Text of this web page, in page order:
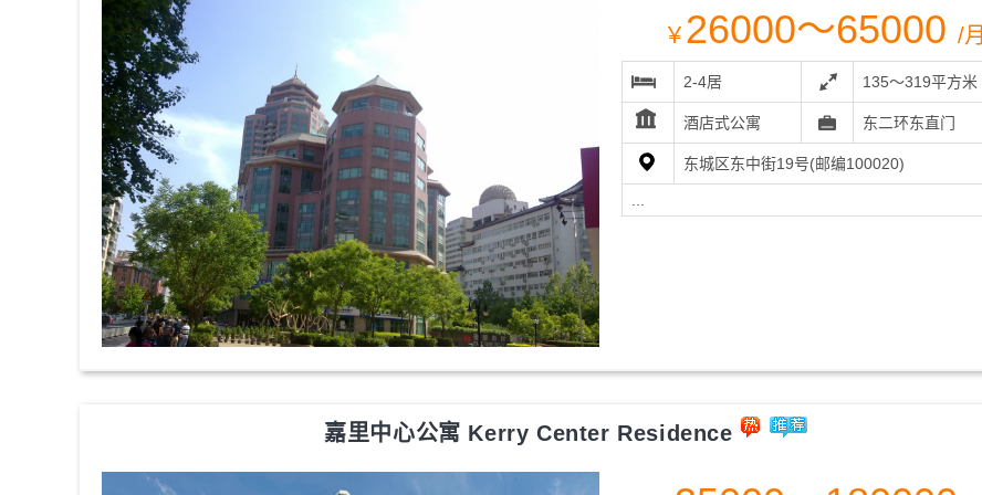
￥ 26000～65000 /月
2-4居 135～319平方米
酒店式公寓 东二环东直门
东城区东中街19号(邮编100020)
嘉里中心公寓 Kerry Center Residence